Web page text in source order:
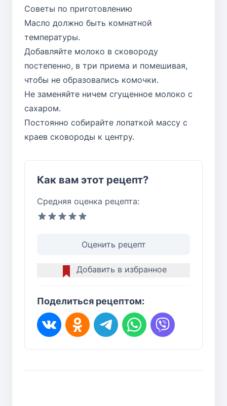
Советы по приготовлению
Масло должно быть комнатной
температуры.
Добавляйте молоко в сковороду
постепенно, в три приема и помешивая,
чтобы не образовались комочки.
Не заменяйте ничем сгущенное молоко с
сахаром.
Постоянно собирайте лопаткой массу с
краев сковороды к центру.
Как вам этот рецепт?
Средняя оценка рецепта:
Оценить рецепт
Добавить в избранное
Поделиться рецептом: